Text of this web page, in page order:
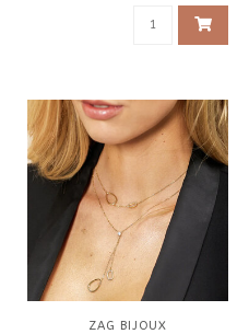
ZAG BIJOUX